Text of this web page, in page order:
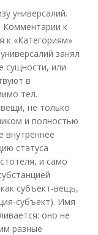
универсалий.
к
«Категориям»
занял
сущности, или
в
тел.
не только
и полностью
внутреннее
статуса
и само
субъект-вещь,
субъект). Имя
оно не
разные